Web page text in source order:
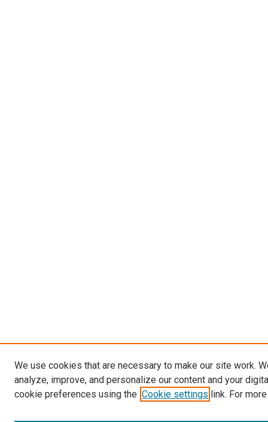
We use cookies that are necessary to make our site work.
analyze, improve, and personalize our content and your
cookie preferences using the Cookie settings link. For